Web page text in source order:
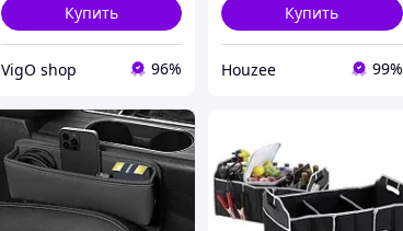
Купить
VigO shop 96%
Купить
Houzee 99%